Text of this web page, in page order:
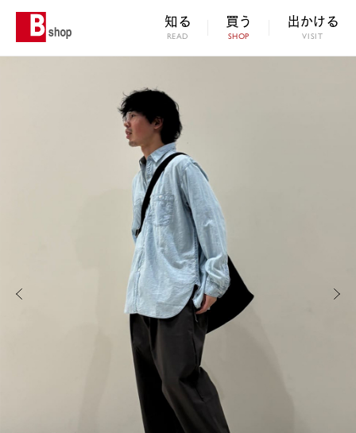
知る
READ
買う
SHOP
出かける
VISIT